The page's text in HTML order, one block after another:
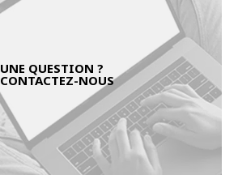
UNE QUESTION ?
CONTACTEZ-NOUS